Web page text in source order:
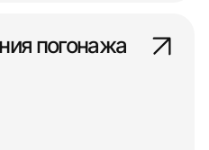
погонажа